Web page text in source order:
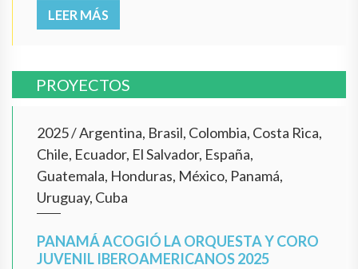
LEER MÁS
PROYECTOS
2025/Argentina, Brasil, Colombia, Costa Rica,
Chile, Ecuador, El Salvador, España,
Guatemala, Honduras, México, Panamá,
Uruguay, Cuba
PANAMÁ ACOGIÓ LA ORQUESTA Y CORO
JUVENIL IBEROAMERICANOS 2025